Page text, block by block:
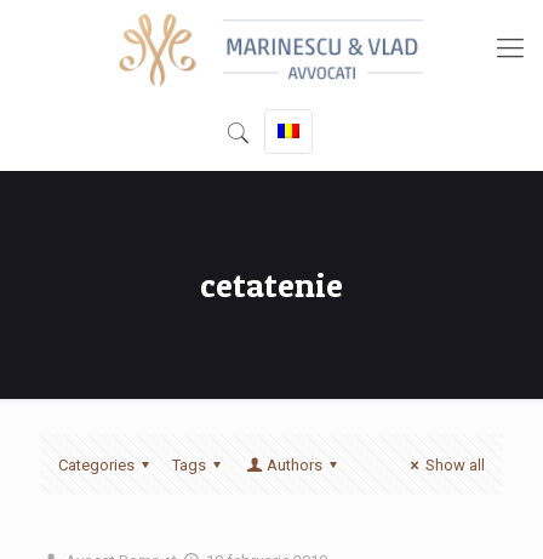
cetatenie
Categories Tags Authors Show all